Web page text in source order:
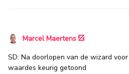
Marcel Maertens
SD: Na doorlopen van de wizard
waardes keurig getoond